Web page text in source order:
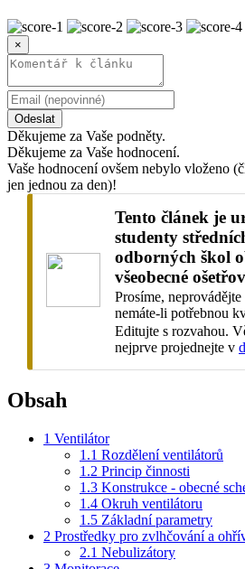
×
Odeslat
Děkujeme za Vaše podněty.
Děkujeme za Vaše hodnocení.
Vaše hodnocení ovšem nebylo vloženo
jen jednou za den)!
Tento článek je
studenty
odborných škol
všeobecné
Prosíme, neprovádějte
nemáte-li potřebnou
Editujte s rozvahou.
nejprve projednejte v
Obsah
1 Ventilátor
1.1 Rozdělení ventilátorů
1.2 Princip činnosti
1.3 Konstrukce - obecné
1.4 Okruh ventilátoru
1.5 Základní parametry
2 Prostředky pro zvlhčování a
2.1 Nebulizátory